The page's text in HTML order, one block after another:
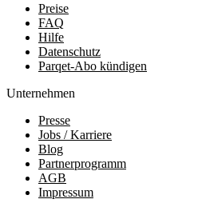
Preise
FAQ
Hilfe
Datenschutz
Parqet-Abo kündigen
Unternehmen
Presse
Jobs / Karriere
Blog
Partnerprogramm
AGB
Impressum